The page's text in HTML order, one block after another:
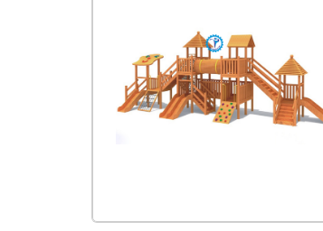
IMPULSE FITNESS
THIẾT BỊ PHÒNG GYM THIÊN
TRƯỜNG
CỎ NHÂN TẠO